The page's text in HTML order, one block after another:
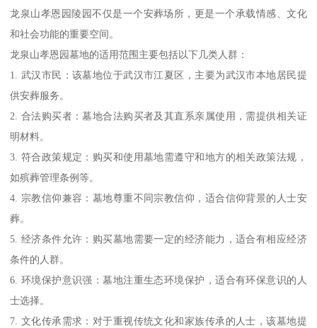
龙泉山孝恩园陵园不仅是一个安葬场所，更是一个承载情感、文化
和社会功能的重要空间。
龙泉山孝恩园墓地的适用范围主要包括以下几类人群：
1. 武汉市民：该墓地位于武汉市江夏区，主要为武汉市本地居民提
供安葬服务。
2. 合法购买者：墓地合法购买者及其直系亲属使用，需提供相关证
明材料。
3. 符合政策规定：购买和使用墓地需遵守和地方的相关政策法规，
如殡葬管理条例等。
4. 宗教信仰兼容：墓地尊重不同宗教信仰，适合信仰背景的人士安
葬。
5. 经济条件允许：购买墓地需要一定的经济能力，适合有相应经济
条件的人群。
6. 环境保护意识强：墓地注重生态环境保护，适合有环保意识的人
士选择。
7. 文化传承需求：对于重视传统文化和家族传承的人士，该墓地提